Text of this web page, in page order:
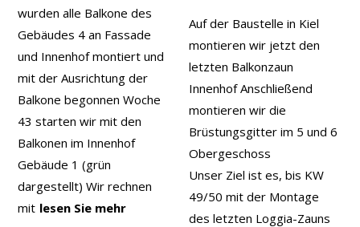
wurden alle Balkone des
Gebäudes 4 an Fassade
und Innenhof montiert und
mit der Ausrichtung der
Balkone begonnen Woche
43 starten wir mit den
Balkonen im Innenhof
Gebäude 1 (grün
dargestellt) Wir rechnen
mit lesen Sie mehr
Auf der Baustelle in Kiel
montieren wir jetzt den
letzten Balkonzaun
Innenhof Anschließend
montieren wir die
Brüstungsgitter im 5 und 6
Obergeschoss
Unser Ziel ist es, bis KW
49/50 mit der Montage
des letzten Loggia-Zauns